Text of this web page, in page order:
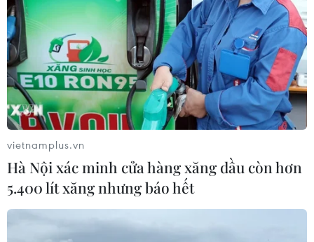
vietnamplus.vn
Hà Nội xác minh cửa hàng xăng dầu còn hơn
5.400 lít xăng nhưng báo hết